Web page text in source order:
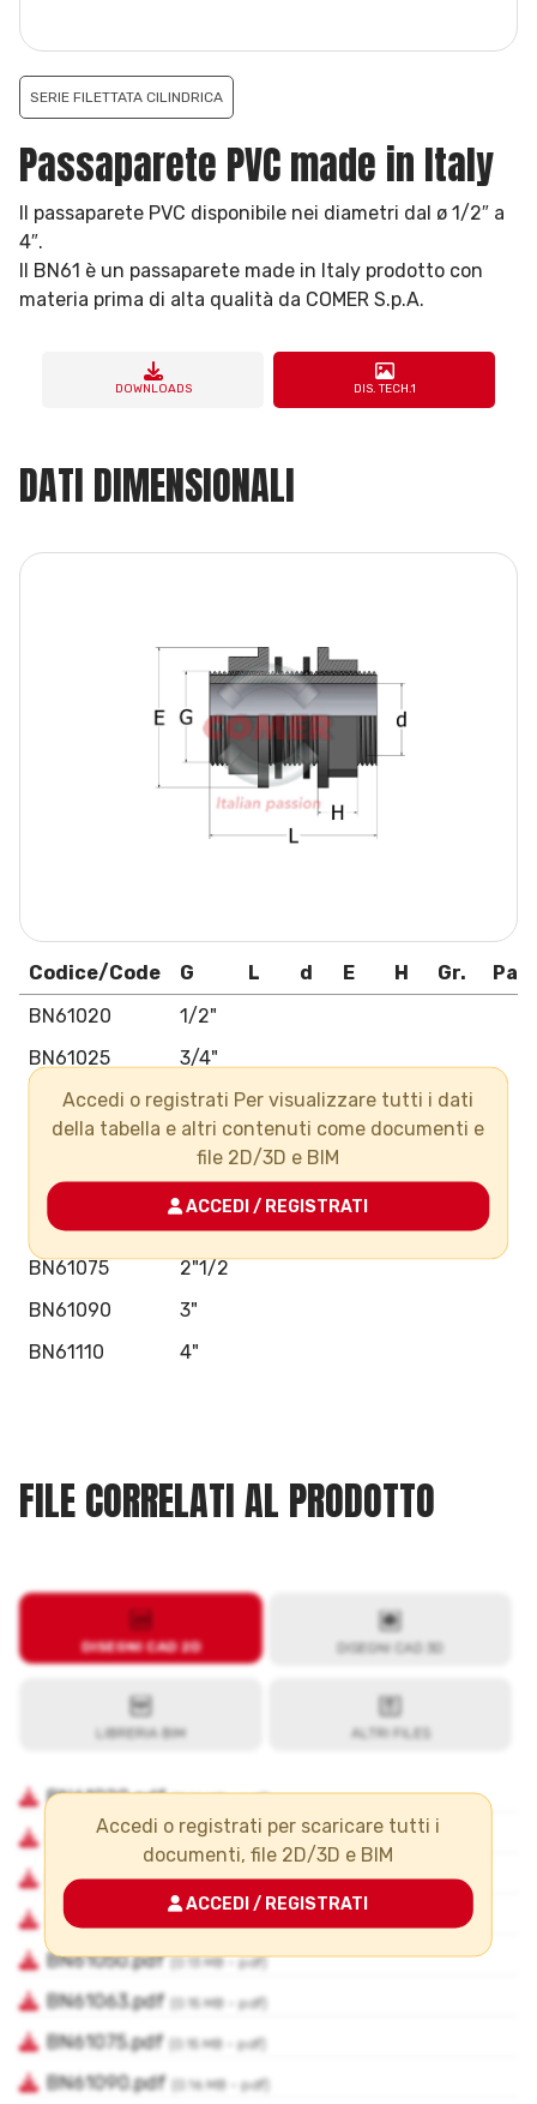
SERIE FILETTATA CILINDRICA
Passaparete PVC made in Italy
Il passaparete PVC disponibile nei diametri dal ø 1/2″ a
4″.
Il BN61 è un passaparete made in Italy prodotto con
materia prima di alta qualità da COMER S.p.A.
DOWNLOADS DIS. TECH.1
DATI DIMENSIONALI
Codice/Code G L d E H Gr.
BN61020
1/2"
BN61025
3/4"
BN61032
1"
BN61040
1"1/4
BN61050
1"1/2
BN61063
2"
BN61075
2"1/2
BN61090
3"
BN61110
4"
Accedi o registrati Per visualizzare tutti i dati
della tabella e altri contenuti come documenti e
file 2D/3D e BIM
ACCEDI / REGISTRATI
FILE CORRELATI AL PRODOTTO
Accedi o registrati per scaricare tutti i
documenti, file 2D/3D e BIM
ACCEDI / REGISTRATI